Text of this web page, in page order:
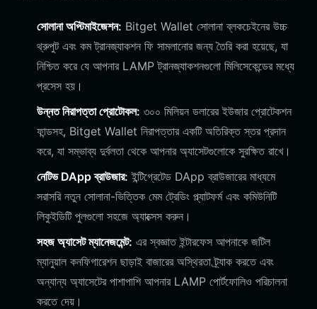
সোলানা অপ্টিমাইজেশন: Bitget Wallet সোলানা ব্লকচেইনের উচ্চ
থ্রুপুট এবং কম ট্রানজ্যাকশন ফি সামলানোর জন্য তৈরি করা হয়েছে, যা
নিশ্চিত করে যে আপনার LAMP ট্রানজ্যাকশনগুলো মিলিসেকেন্ডের মধ্যে
প্রসেস হয়।
উন্নত নিরাপত্তা প্রোটোকল: ৩০০ মিলিয়ন ডলারের ইউজার প্রোটেকশন
ফান্ডসহ, Bitget Wallet নিরাপত্তার একটি অতিরিক্ত স্তর প্রদান
করে, যা সম্ভাব্য দুর্বলতা থেকে আপনার অ্যাসেটগুলোকে সুরক্ষিত রাখে।
নেটিভ DApp ব্রাউজার: ইন্টিগ্রেটেড DApp ব্রাউজারের মাধ্যমে
সরাসরি নতুন সোলানা-ভিত্তিক মেম ট্রেডিং প্ল্যাটফর্ম এবং কমিউনিটি
লিকুইডিটি পুলগুলো সহজে অ্যাক্সেস করুন।
সহজ অ্যাসেট ম্যানেজমেন্ট: এর স্বজ্ঞাত ইন্টারফেস আপনাকে জটিল
ম্যানুয়াল কনফিগারেশন ছাড়াই বাজারের অস্থিরতা ট্র্যাক করতে এবং
অন্যান্য অ্যাসেটের পাশাপাশি আপনার LAMP পোর্টফোলিও পরিচালনা
করতে দেয়।